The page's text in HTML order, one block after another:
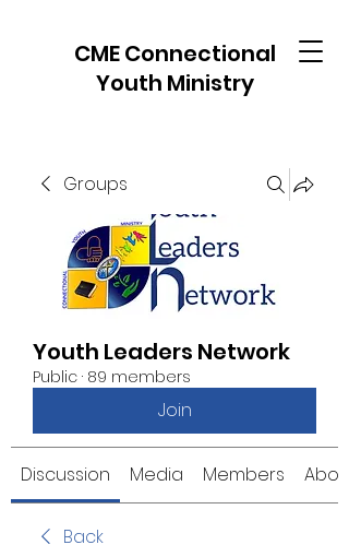
CME Connectional
Youth Ministry
Groups
Youth Leaders Network
Public · 89 members
Join
Discussion Media Members About
Back